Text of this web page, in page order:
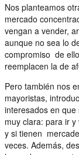
Nos planteamos
mercado
vengan a vender,
aunque no sea lo
compromiso de
reemplacen la de
Pero también nos
mayoristas,
interesados en
muy clara: para ir
y si tienen
veces. Además,